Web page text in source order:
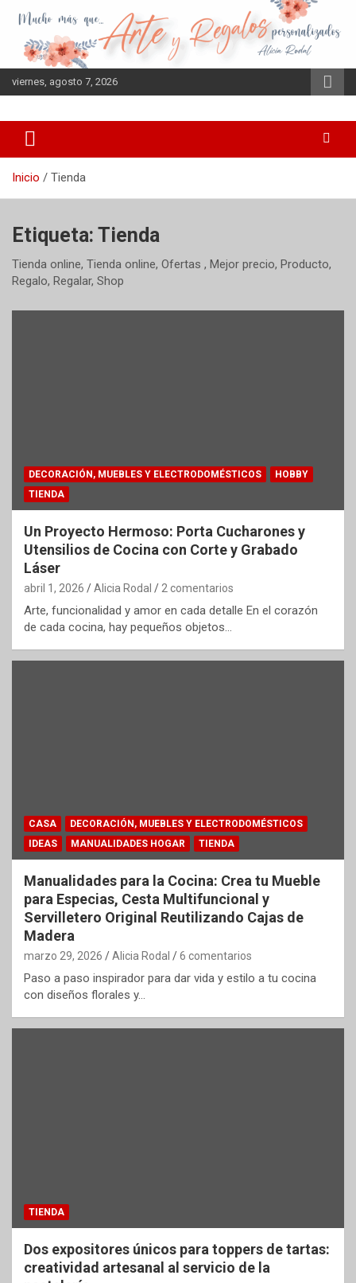
contenido
viernes, agosto 7, 2026
Inicio Tienda
Etiqueta: Tienda
Tienda online, Tienda online, Ofertas , Mejor precio, Producto,
Regalo, Regalar, Shop
DECORACIÓN, MUEBLES Y ELECTRODOMÉSTICOS
HOBBY
TIENDA
Un Proyecto Hermoso: Porta Cucharones y
Utensilios de Cocina con Corte y Grabado
Láser
abril 1, 2026 Alicia Rodal 2 comentarios
Arte, funcionalidad y amor en cada detalle En el corazón
de cada cocina, hay pequeños objetos…
CASA
DECORACIÓN, MUEBLES Y ELECTRODOMÉSTICOS
IDEAS
MANUALIDADES HOGAR TIENDA
Manualidades para la Cocina: Crea tu Mueble
para Especias, Cesta Multifuncional y
Servilletero Original Reutilizando Cajas de
Madera
marzo 29, 2026 Alicia Rodal 6 comentarios
Paso a paso inspirador para dar vida y estilo a tu cocina
con diseños florales y…
TIENDA
Dos expositores únicos para toppers de tartas:
creatividad artesanal al servicio de la